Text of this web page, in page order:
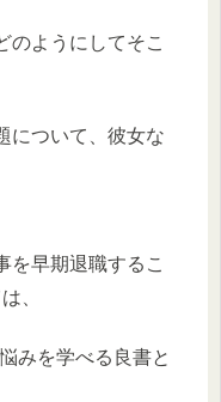
のようにしてそこ
について、彼女な
を早期退職するこ
、
みを学べる良書と